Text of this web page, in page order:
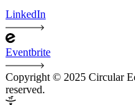
LinkedIn
Eventbrite
Copyright © 2025 Circular
reserved.